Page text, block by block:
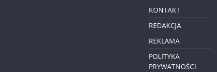
KONTAKT
REDAKCJA
REKLAMA
POLITYKA
PRYWATNOŚCI